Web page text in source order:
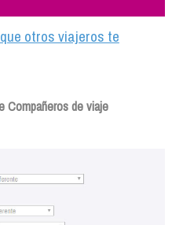
otros viajeros te
Compañeros de viaje